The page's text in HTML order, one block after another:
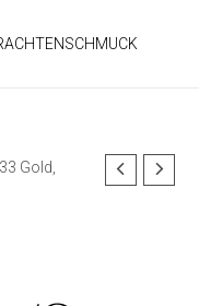
Gold,